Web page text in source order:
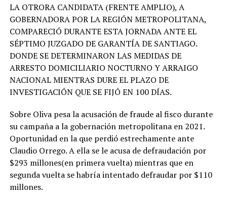
LA OTRORA CANDIDATA (FRENTE AMPLIO), A
GOBERNADORA POR LA REGIÓN METROPOLITANA,
COMPARECIÓ DURANTE ESTA JORNADA ANTE EL
SÉPTIMO JUZGADO DE GARANTÍA DE SANTIAGO.
DONDE SE DETERMINARON LAS MEDIDAS DE
ARRESTO DOMICILIARIO NOCTURNO Y ARRAIGO
NACIONAL MIENTRAS DURE EL PLAZO DE
INVESTIGACIÓN QUE SE FIJÓ EN 100 DÍAS.
Sobre Oliva pesa la acusación de fraude al fisco durante
su campaña a la gobernación metropolitana en 2021.
Oportunidad en la que perdió estrechamente ante
Claudio Orrego. A ella se le acusa de defraudación por
$293 millones(en primera vuelta) mientras que en
segunda vuelta se habría intentado defraudar por $110
millones.